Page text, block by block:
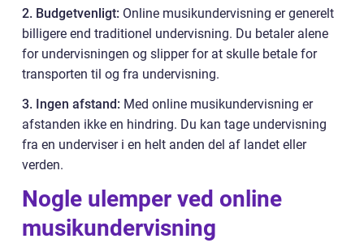
2. Budgetvenligt: Online musikundervisning er generelt
billigere end traditionel undervisning. Du betaler alene
for undervisningen og slipper for at skulle betale for
transporten til og fra undervisning.
3. Ingen afstand: Med online musikundervisning er
afstanden ikke en hindring. Du kan tage undervisning
fra en underviser i en helt anden del af landet eller
verden.
Nogle ulemper ved online
musikundervisning